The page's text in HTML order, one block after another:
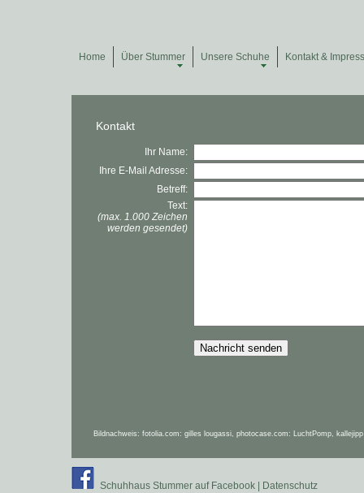
Home Über Stummer Unsere Schuhe Kontakt &
Kontakt
Ihr Name:
Ihre E-Mail Adresse:
Betreff:
Text:
(max. 1.000 Zeichen
werden gesendet)
Bildnachweis: fotolia.com: gilles lougassi, photocase.com: LuchtPomp,
Schuhhaus Stummer auf Facebook | Datenschutz